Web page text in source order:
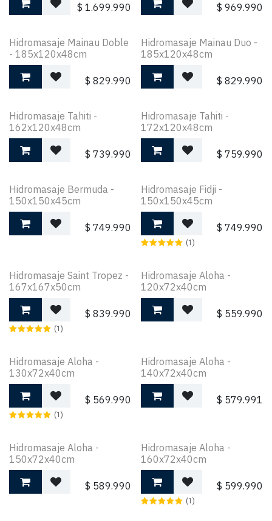
$ 1.699.990 $ 969.990
Hidromasaje Mainau Doble
- 185x120x48cm
$ 829.990
Hidromasaje Mainau Duo -
185x120x48cm
$ 829.990
Hidromasaje Tahiti -
162x120x48cm
$ 739.990
Hidromasaje Tahiti -
172x120x48cm
$ 759.990
Hidromasaje Bermuda -
150x150x45cm
$ 749.990
Hidromasaje Fidji -
150x150x45cm
$ 749.990
(1)
Hidromasaje Saint Tropez -
167x167x50cm
$ 839.990
(1)
Hidromasaje Aloha -
120x72x40cm
$ 559.990
Hidromasaje Aloha -
130x72x40cm
$ 569.990
(1)
Hidromasaje Aloha -
140x72x40cm
$ 579.991
Hidromasaje Aloha -
150x72x40cm
$ 589.990
Hidromasaje Aloha -
160x72x40cm
$ 599.990
(1)